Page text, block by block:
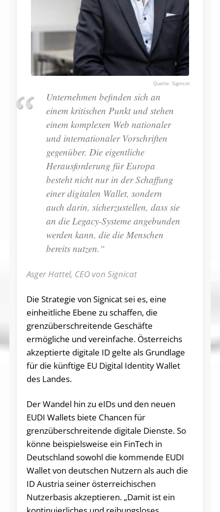
Signicat
Unternehmen befinden sich an
einem kritischen Punkt und stehen
einem komplexen Web nationaler
und internationaler Vorschriften
gegenüber. Die eigentliche
Herausforderung für Europa
besteht nicht nur in der Schaffung
einer digitalen Wallet, sondern
auch darin, sicherzustellen, dass sie
an die Legacy-Systeme angebunden
werden kann, die die Menschen
bereits nutzen.“
Asger Hattel, CEO von Signicat
Die Strategie von Signicat sei es, eine
einheitliche Ebene zu schaffen, die
grenzüberschreitende Geschäfte
ermögliche und vereinfache. Österreichs
akzeptierte digitale ID gelte als Grundlage
für die künftige EU Digital Identity Wallet
des Landes.
Der Wandel hin zu eIDs und den neuen
EUDI Wallets biete Chancen für
grenzüberschreitende digitale Dienste. So
könne beispielsweise ein FinTech in
Deutschland sowohl die kommende EUDI
Wallet von deutschen Nutzern als auch die
ID Austria seiner österreichischen
Nutzerbasis akzeptieren. „Damit ist ein